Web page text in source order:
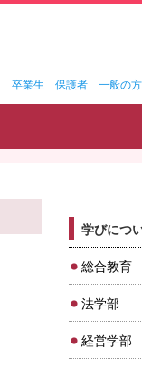
卒業生 保護者 一般の方
学びにつ
総合教育
法学部
経営学部